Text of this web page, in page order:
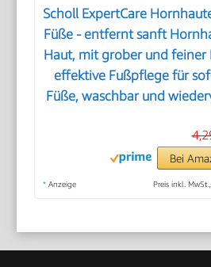
Scholl ExpertCare
Füße - entfernt sanft
Haut, mit grober und feiner
effektive Fußpflege für
Füße, waschbar und
Bei
* Anzeige Preis inkl.